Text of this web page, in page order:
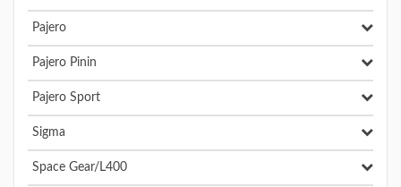
Pajero
Pajero Pinin
Pajero Sport
Sigma
Space Gear/L400